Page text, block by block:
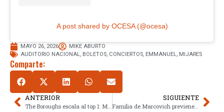
A post shared by OCESA (@ocesa)
MAYO 26, 2026
MIKE ABURTO
AUDITORIO NACIONAL, BOLETOS, CONCIERTOS, EMMANUEL, MIJARES
Comparte:
ANTERIOR
The Boroughs escala al top 1: Misterio alienígena reinventa la ciencia ficción
SIGUIENTE
Familia de Marcovich previene estafas en colectas falsas de salud